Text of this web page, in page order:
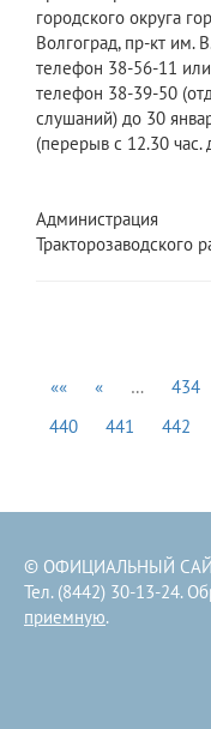
городского округа
Волгоград, пр-кт им.
телефон 38-56-11 или
телефон 38-39-50
слушаний) до 30
(перерыв с 12.30 час.
Администрация
Тракторозаводского
«« « … 434
440
441 442
© ОФИЦИАЛЬНЫЙ
Тел. (8442) 30-13-24.
приемную.